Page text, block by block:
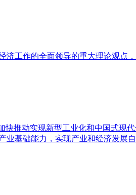
工作的全面领导的重大理论观点
推动实现新型工业化和中国式现
基础能力，实现产业和经济发展自